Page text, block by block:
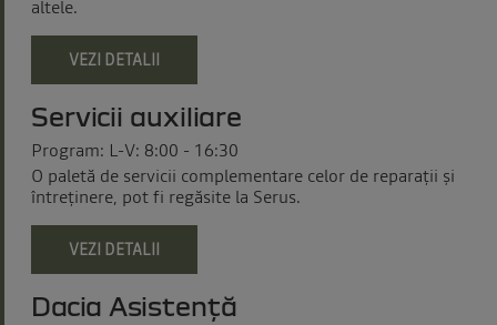
altele.
VEZI DETALII
Servicii auxiliare
Program: L-V: 8:00 - 16:30
O paletă de servicii complementare celor de reparații și
întreținere, pot fi regăsite la Serus.
VEZI DETALII
Dacia Asistență